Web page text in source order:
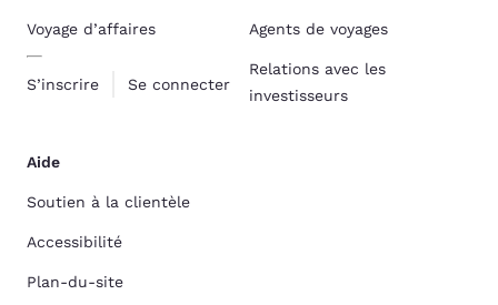
Voyage d’affaires
S’inscrire Se connecter
Agents de voyages
Relations avec les
investisseurs
Aide
Soutien à la clientèle
Accessibilité
Plan-du-site